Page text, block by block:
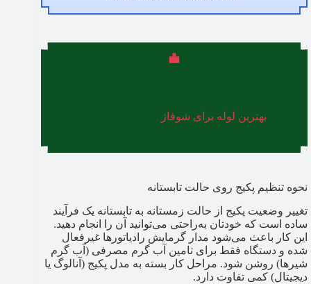
بهترین لوله برای شوفاژ
نحوه تنظیم پکیج روی حالت تابستانه
تغییر وضعیت پکیج از حالت زمستانه به تابستانه یک فرآیند
ساده است که خودتان به‌راحتی می‌توانید آن را انجام دهید.
این کار باعث می‌شود مدار گرمایش رادیاتورها غیرفعال
شده و دستگاه فقط برای تامین آب گرم مصرفی (آب گرم
شیرها) روشن شود. مراحل کار بسته به مدل پکیج (آنالوگ یا
دیجیتال) کمی تفاوت دارد.